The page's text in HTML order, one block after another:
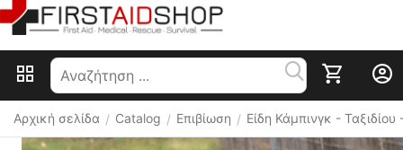
Αρχική σελίδα / Catalog / Επιβίωση / Είδη Κάμπινγκ -